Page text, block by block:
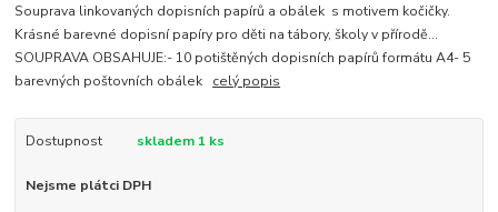
Souprava linkovaných dopisních papírů a obálek s motivem kočičky.
Krásné barevné dopisní papíry pro děti na tábory, školy v přírodě...
SOUPRAVA OBSAHUJE:- 10 potištěných dopisních papírů formátu A4- 5
barevných poštovních obálek celý popis
Dostupnost skladem 1 ks
Nejsme plátci DPH